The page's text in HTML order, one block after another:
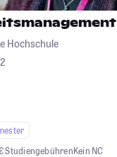
Hochschule
StudiengebührenKein NC